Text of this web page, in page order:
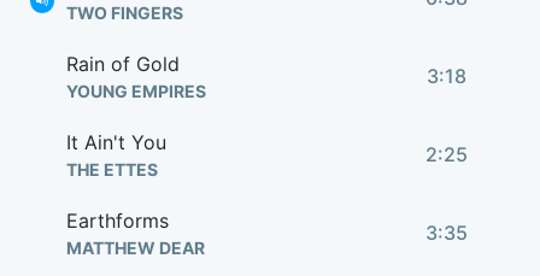
TWO FINGERS
Rain of Gold
YOUNG EMPIRES
3:18
It Ain't You
THE ETTES
2:25
Earthforms
MATTHEW DEAR
3:35